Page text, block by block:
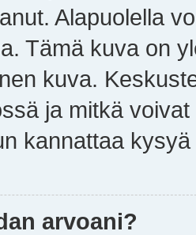
Alapuolella
Tämä kuva on
kuva.
ja mitkä
kannattaa
arvoani?